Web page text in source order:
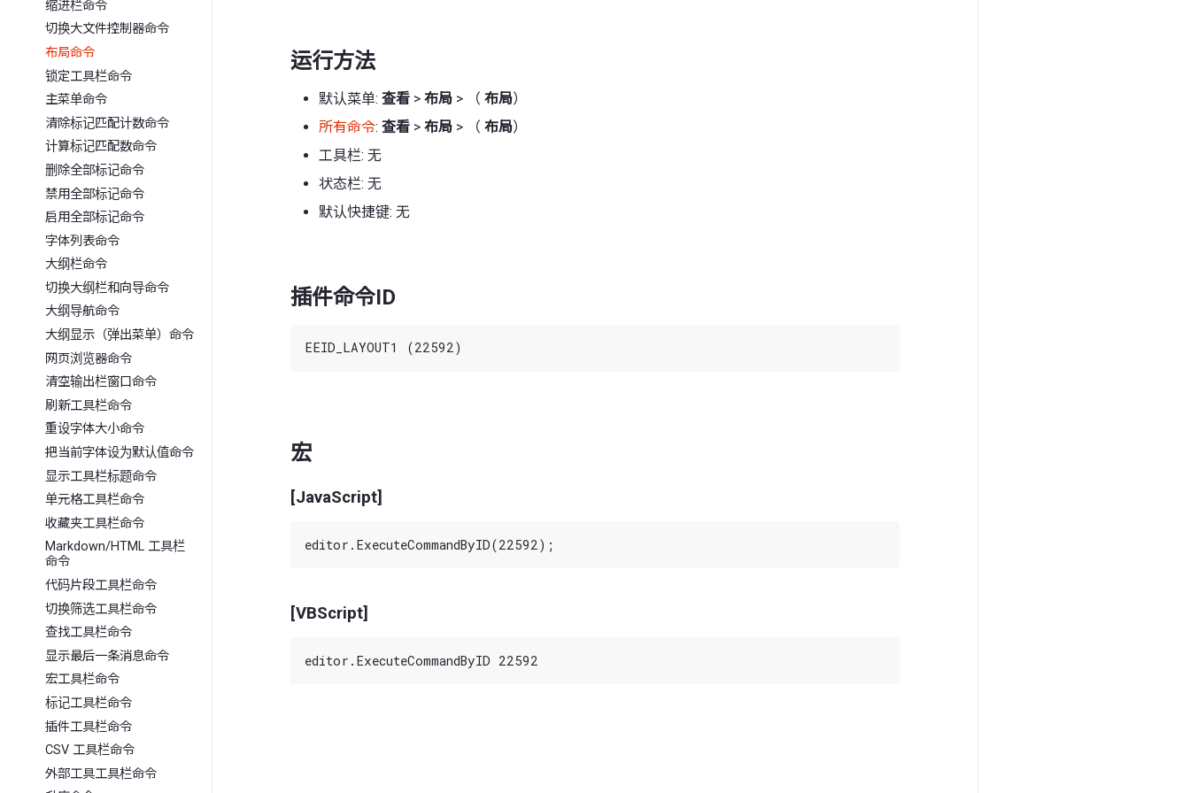
缩进栏命令
切换大文件控制器命令
布局命令
锁定工具栏命令
主菜单命令
清除标记匹配计数命令
计算标记匹配数命令
删除全部标记命令
禁用全部标记命令
启用全部标记命令
字体列表命令
大纲栏命令
切换大纲栏和向导命令
大纲导航命令
大纲显示（弹出菜单）命令
网页浏览器命令
清空输出栏窗口命令
刷新工具栏命令
重设字体大小命令
把当前字体设为默认值命令
显示工具栏标题命令
单元格工具栏命令
收藏夹工具栏命令
Markdown/HTML 工具栏
命令
代码片段工具栏命令
切换筛选工具栏命令
查找工具栏命令
显示最后一条消息命令
宏工具栏命令
标记工具栏命令
插件工具栏命令
CSV 工具栏命令
外部工具工具栏命令
运行方法
默认菜单: 查看 > 布局 > （ 布局）
所有命令: 查看 > 布局 > （ 布局）
工具栏: 无
状态栏: 无
默认快捷键: 无
插件命令ID
宏
[JavaScript]
[VBScript]